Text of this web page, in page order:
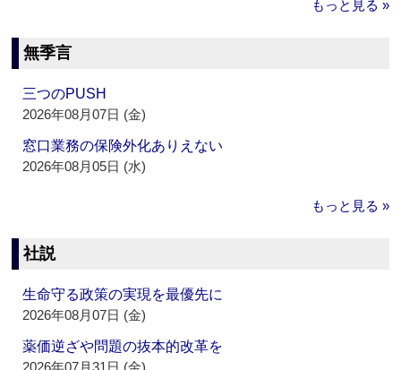
もっと見る »
無季言
三つのPUSH
2026年08月07日 (金)
窓口業務の保険外化ありえない
2026年08月05日 (水)
もっと見る »
社説
生命守る政策の実現を最優先に
2026年08月07日 (金)
薬価逆ざや問題の抜本的改革を